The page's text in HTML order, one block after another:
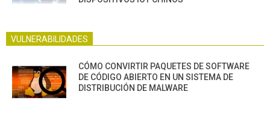
VULNERABILIDADES
CÓMO CONVIRTIR PAQUETES DE SOFTWARE
DE CÓDIGO ABIERTO EN UN SISTEMA DE
DISTRIBUCIÓN DE MALWARE